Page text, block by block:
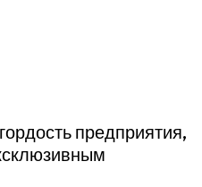
предприятия,